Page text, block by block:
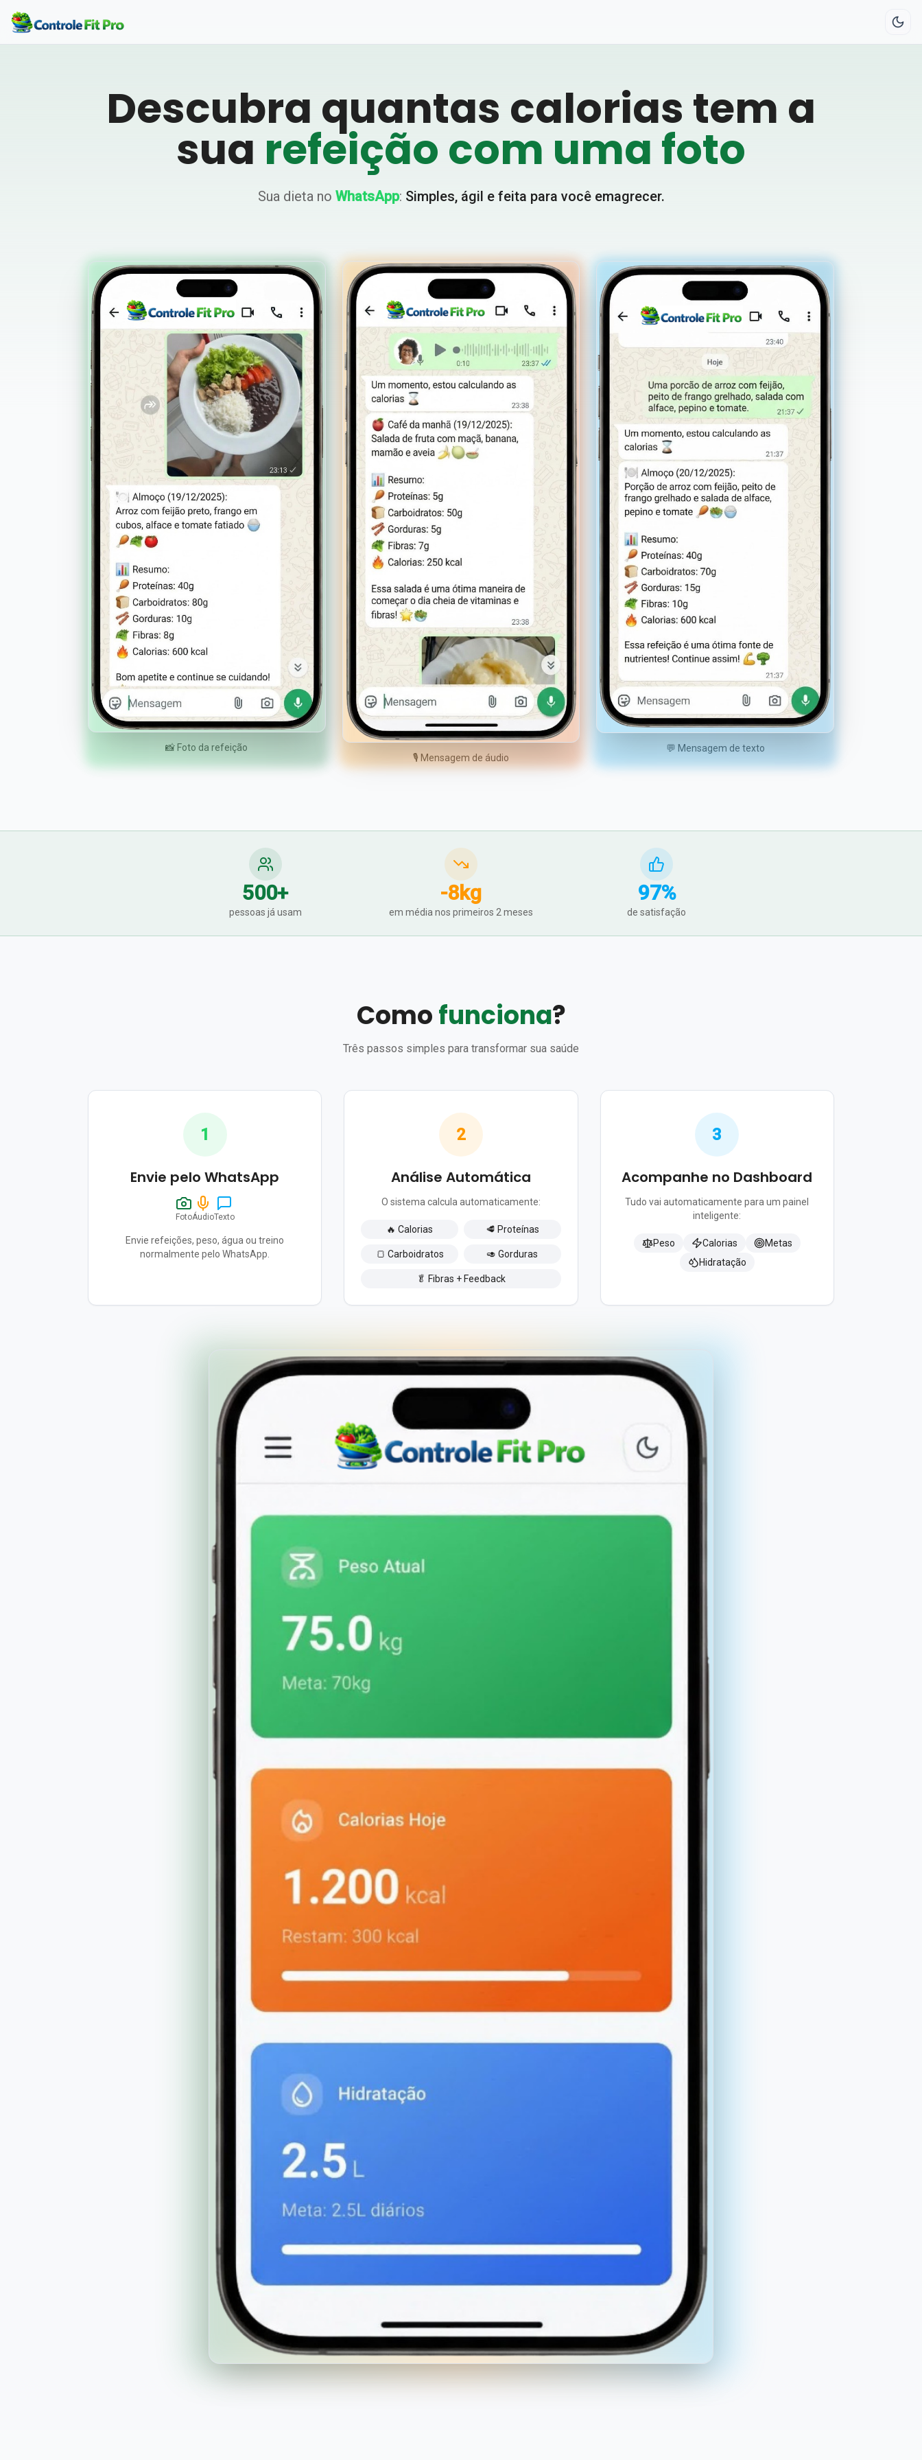
Descubra quantas calorias tem a
sua refeição com uma foto
Sua dieta no WhatsApp: Simples, ágil e feita para você emagrecer.
📸 Foto da refeição
🎙️ Mensagem de áudio
💬 Mensagem de texto
500+
pessoas já usam
-8kg
em média nos primeiros 2 meses
97%
de satisfação
Comofunciona?
Três passos simples para transformar sua saúde
1
Envie pelo WhatsApp
FotoÁudioTexto
Envie refeições, peso, água ou treino
normalmente pelo WhatsApp.
2
Análise Automática
O sistema calcula automaticamente:
🔥 Calorias 🥩 Proteínas
🍞 Carboidratos 🥑 Gorduras
🥬 Fibras + Feedback
3
Acompanhe no Dashboard
Tudo vai automaticamente para um painel
inteligente:
Peso Calorias
Metas
Hidratação